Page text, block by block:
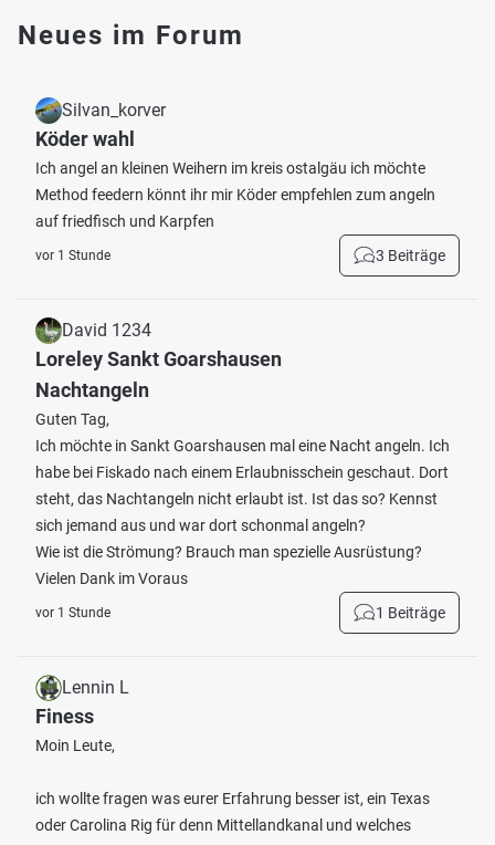
Neues im Forum
Silvan_korver
Köder wahl
Ich angel an kleinen Weihern im kreis ostalgäu ich möchte
Method feedern könnt ihr mir Köder empfehlen zum angeln
auf friedfisch und Karpfen
vor 1 Stunde 3 Beiträge
David 1234
Loreley Sankt Goarshausen
Nachtangeln
Guten Tag,
Ich möchte in Sankt Goarshausen mal eine Nacht angeln. Ich
habe bei Fiskado nach einem Erlaubnisschein geschaut. Dort
steht, das Nachtangeln nicht erlaubt ist. Ist das so? Kennst
sich jemand aus und war dort schonmal angeln?
Wie ist die Strömung? Brauch man spezielle Ausrüstung?
Vielen Dank im Voraus
vor 1 Stunde 1 Beiträge
Lennin L
Finess
Moin Leute,
ich wollte fragen was eurer Erfahrung besser ist, ein Texas
oder Carolina Rig für denn Mittellandkanal und welches